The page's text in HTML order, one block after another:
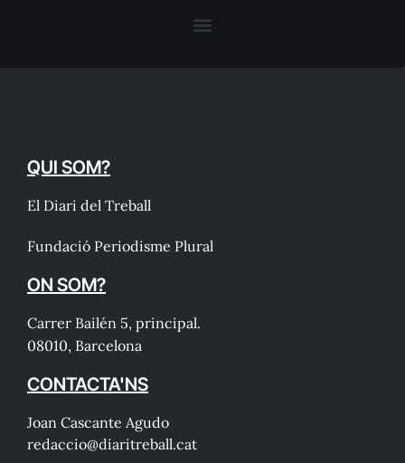
QUI SOM?
El Diari del Treball
Fundació Periodisme Plural
ON SOM?
Carrer Bailén 5, principal.
08010, Barcelona
CONTACTA'NS
Joan Cascante Agudo
redaccio@diaritreball.cat